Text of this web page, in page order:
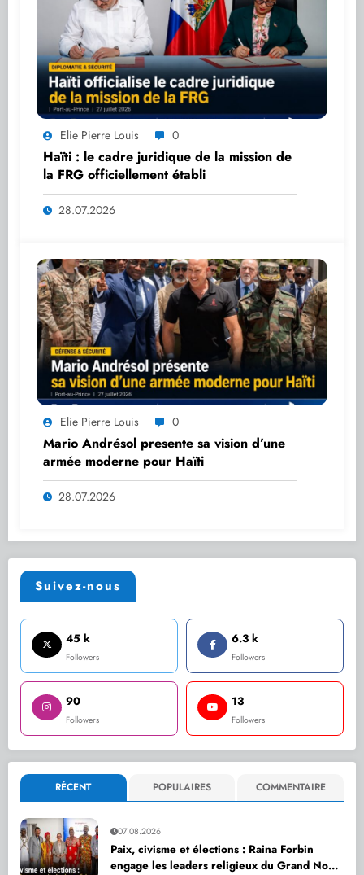
Elie Pierre Louis 0
Haïti : le cadre juridique de la mission de
la FRG officiellement établi
28.07.2026
Elie Pierre Louis 0
Mario Andrésol presente sa vision d’une
armée moderne pour Haïti
28.07.2026
Suivez-nous
45 k
Followers
6.3 k
Followers
90
Followers
13
Followers
RÉCENT POPULAIRES COMMENTAIRE
07.08.2026
Paix, civisme et élections : Raina Forbin
engage les leaders religieux du Grand Nord